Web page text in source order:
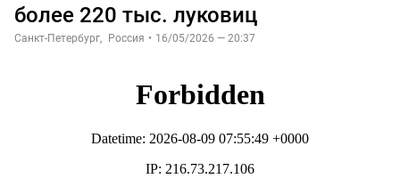
более 220 тыс. луковиц
Санкт-Петербург, Россия • 16/05/2026 — 20:37